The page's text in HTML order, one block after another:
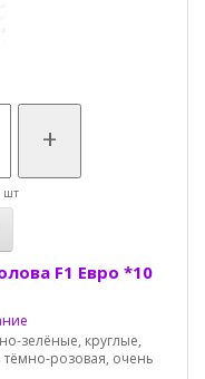
+
шт
F1 Евро *10
зелёные, круглые,
тёмно-розовая, очень